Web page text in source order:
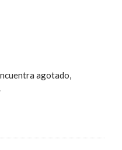
agotado,